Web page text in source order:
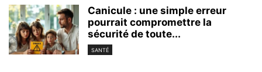
Canicule : une simple erreur
pourrait compromettre la
sécurité de toute...
SANTÉ